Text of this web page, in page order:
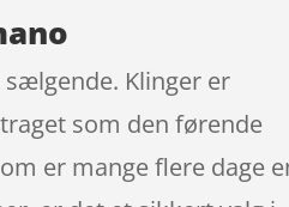
sælgende. Klinger er
som den førende
er mange flere dage